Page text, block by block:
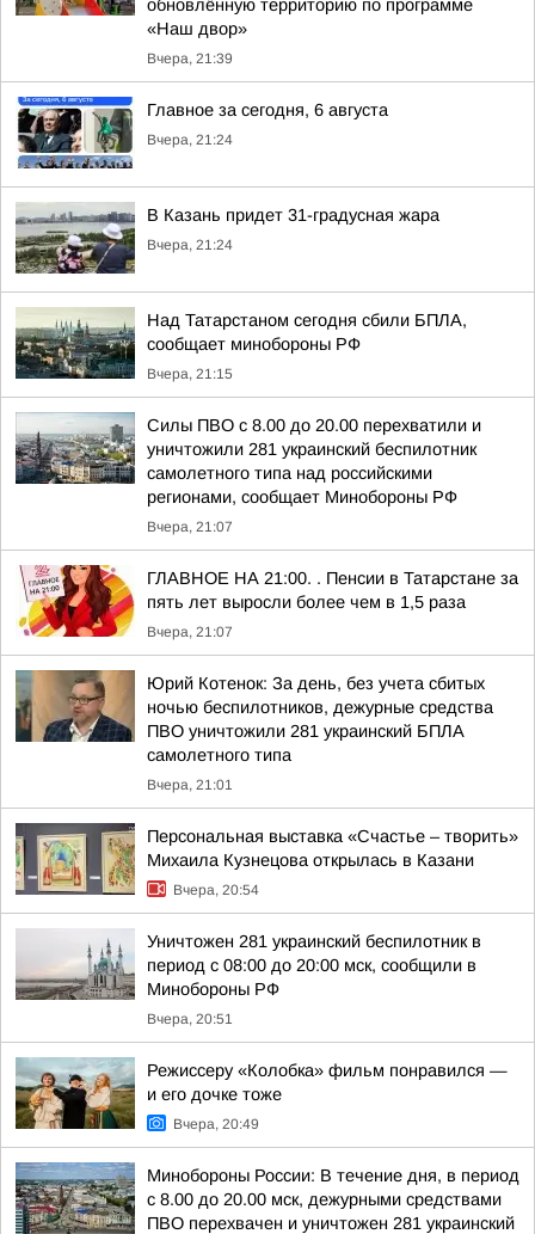
обновлённую территорию по программе
«Наш двор»
Вчера, 21:39
Главное за сегодня, 6 августа
Вчера, 21:24
В Казань придет 31-градусная жара
Вчера, 21:24
Над Татарстаном сегодня сбили БПЛА,
сообщает минобороны РФ
Вчера, 21:15
Силы ПВО с 8.00 до 20.00 перехватили и
уничтожили 281 украинский беспилотник
самолетного типа над российскими
регионами, сообщает Минобороны РФ
Вчера, 21:07
ГЛАВНОЕ НА 21:00. . Пенсии в Татарстане за
пять лет выросли более чем в 1,5 раза
Вчера, 21:07
Юрий Котенок: За день, без учета сбитых
ночью беспилотников, дежурные средства
ПВО уничтожили 281 украинский БПЛА
самолетного типа
Вчера, 21:01
Персональная выставка «Счастье – творить»
Михаила Кузнецова открылась в Казани
Вчера, 20:54
Уничтожен 281 украинский беспилотник в
период с 08:00 до 20:00 мск, сообщили в
Минобороны РФ
Вчера, 20:51
Режиссеру «Колобка» фильм понравился —
и его дочке тоже
Вчера, 20:49
Минобороны России: В течение дня, в период
с 8.00 до 20.00 мск, дежурными средствами
ПВО перехвачен и уничтожен 281 украинский